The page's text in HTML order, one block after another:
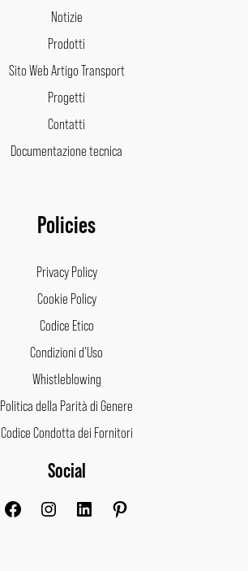
Notizie
Prodotti
Sito Web Artigo Transport
Progetti
Contatti
Documentazione tecnica
Policies
Privacy Policy
Cookie Policy
Codice Etico
Condizioni d’Uso
Whistleblowing
Politica della Parità di Genere
Codice Condotta dei Fornitori
Social
FacebookInstagram